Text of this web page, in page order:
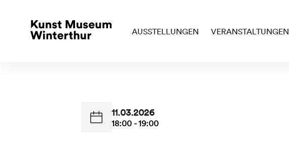
AUSSTELLUNGEN VERANSTALTUNGEN
11.03.2026
18:00 - 19:00